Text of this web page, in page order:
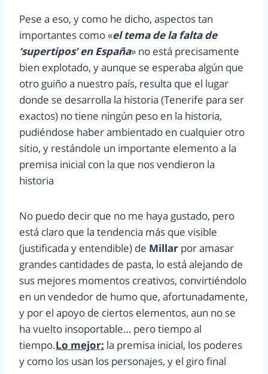
Pese a eso, y como he dicho, aspectos tan
importantes como «el tema de la falta de
‘supertipos’ en España» no está precisamente
bien explotado, y aunque se esperaba algún que
otro guiño a nuestro país, resulta que el lugar
donde se desarrolla la historia (Tenerife para ser
exactos) no tiene ningún peso en la historia,
pudiéndose haber ambientado en cualquier otro
sitio, y restándole un importante elemento a la
premisa inicial con la que nos vendieron la
historia
No puedo decir que no me haya gustado, pero
está claro que la tendencia más que visible
(justificada y entendible) de Millar por amasar
grandes cantidades de pasta, lo está alejando de
sus mejores momentos creativos, convirtiéndolo
en un vendedor de humo que, afortunadamente,
y por el apoyo de ciertos elementos, aun no se
ha vuelto insoportable… pero tiempo al
tiempo.Lo mejor: la premisa inicial, los poderes
y como los usan los personajes, y el giro final